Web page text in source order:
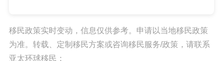
移民政策实时变动，信息仅供参考。申请以当地移民政策
为准。转载、定制移民方案或咨询移民服务/政策，请联系
亚太环球移民：